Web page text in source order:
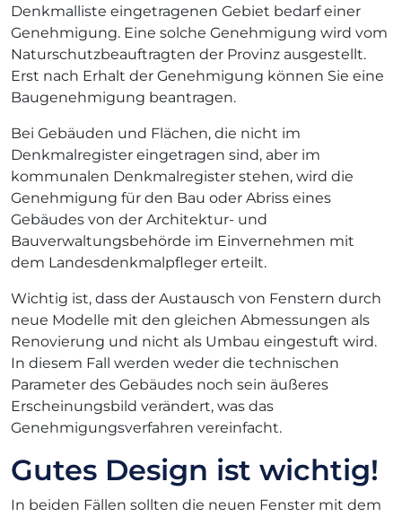
Denkmalliste eingetragenen Gebiet bedarf einer
Genehmigung. Eine solche Genehmigung wird vom
Naturschutzbeauftragten der Provinz ausgestellt.
Erst nach Erhalt der Genehmigung können Sie eine
Baugenehmigung beantragen.
Bei Gebäuden und Flächen, die nicht im
Denkmalregister eingetragen sind, aber im
kommunalen Denkmalregister stehen, wird die
Genehmigung für den Bau oder Abriss eines
Gebäudes von der Architektur- und
Bauverwaltungsbehörde im Einvernehmen mit
dem Landesdenkmalpfleger erteilt.
Wichtig ist, dass der Austausch von Fenstern durch
neue Modelle mit den gleichen Abmessungen als
Renovierung und nicht als Umbau eingestuft wird.
In diesem Fall werden weder die technischen
Parameter des Gebäudes noch sein äußeres
Erscheinungsbild verändert, was das
Genehmigungsverfahren vereinfacht.
Gutes Design ist wichtig!
In beiden Fällen sollten die neuen Fenster mit dem